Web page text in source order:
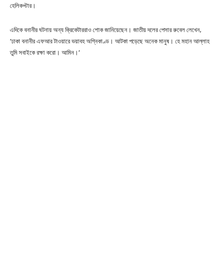
হেলিকপ্টার।
এদিকে বনানীর ঘটনায় অন্য ক্রিকেটাররাও শোক জানিয়েছেন। জাতীয় দলের পেসার রুবেল লেখেন,
‘ঢাকা বনানীর এফআর টাওয়ারে ভয়াবহ অগ্নিকাণ্ড। আটকা পড়েছে অনেক মানুষ। হে মহান আল্লাহ
তুমি সবাইকে রক্ষা করো। আমিন।’